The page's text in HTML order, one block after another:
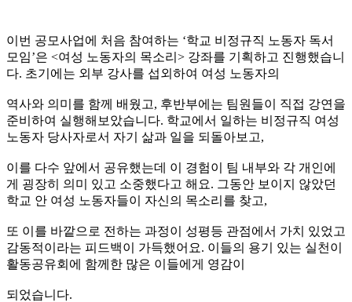
이번 공모사업에 처음 참여하는 ‘학교 비정규직 노동자 독서
모임’은 <여성 노동자의 목소리> 강좌를 기획하고 진행했습니
다. 초기에는 외부 강사를 섭외하여 여성 노동자의
역사와 의미를 함께 배웠고, 후반부에는 팀원들이 직접 강연을
준비하여 실행해보았습니다. 학교에서 일하는 비정규직 여성
노동자 당사자로서 자기 삶과 일을 되돌아보고,
이를 다수 앞에서 공유했는데 이 경험이 팀 내부와 각 개인에
게 굉장히 의미 있고 소중했다고 해요. 그동안 보이지 않았던
학교 안 여성 노동자들이 자신의 목소리를 찾고,
또 이를 바깥으로 전하는 과정이 성평등 관점에서 가치 있었고
감동적이라는 피드백이 가득했어요. 이들의 용기 있는 실천이
활동공유회에 함께한 많은 이들에게 영감이
되었습니다.